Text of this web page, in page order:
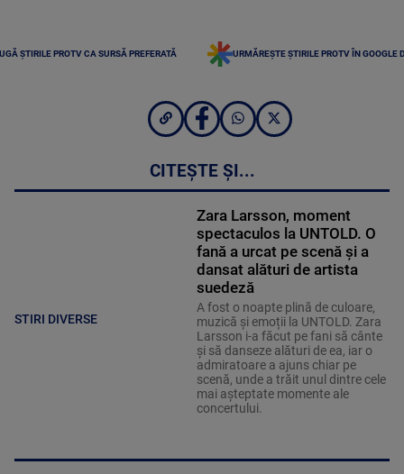
ȘTIRILE PROTV CA SURSĂ PREFERATĂ URMĂREȘTE ȘTIRILE PROTV ÎN GOOGLE
CITEȘTE ȘI...
STIRI DIVERSE
Zara Larsson, moment
spectaculos la UNTOLD. O
fană a urcat pe scenă și a
dansat alături de artista
suedeză
A fost o noapte plină de culoare,
muzică și emoții la UNTOLD. Zara
Larsson i-a făcut pe fani să cânte
și să danseze alături de ea, iar o
admiratoare a ajuns chiar pe
scenă, unde a trăit unul dintre cele
mai așteptate momente ale
concertului.